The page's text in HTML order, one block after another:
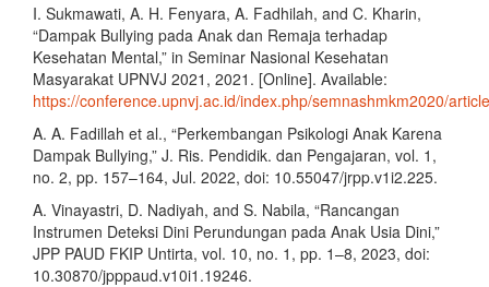
I. Sukmawati, A. H. Fenyara, A. Fadhilah, and C. Kharin,
“Dampak Bullying pada Anak dan Remaja terhadap
Kesehatan Mental,” in Seminar Nasional Kesehatan
Masyarakat UPNVJ 2021, 2021. [Online]. Available:
https://conference.upnvj.ac.id/index.php/semnashmkm2020/
A. A. Fadillah et al., “Perkembangan Psikologi Anak Karena
Dampak Bullying,” J. Ris. Pendidik. dan Pengajaran, vol. 1,
no. 2, pp. 157–164, Jul. 2022, doi: 10.55047/jrpp.v1i2.225.
A. Vinayastri, D. Nadiyah, and S. Nabila, “Rancangan
Instrumen Deteksi Dini Perundungan pada Anak Usia Dini,”
JPP PAUD FKIP Untirta, vol. 10, no. 1, pp. 1–8, 2023, doi:
10.30870/jpppaud.v10i1.19246.